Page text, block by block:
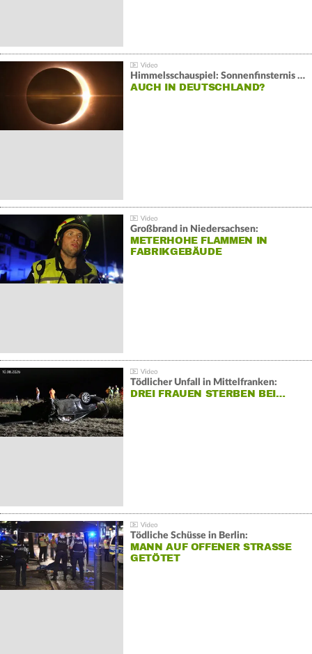
Himmelsschauspiel: Sonnenfinsternis über Spanien
AUCH IN DEUTSCHLAND?
Großbrand in Niedersachsen:
METERHOHE FLAMMEN IN
FABRIKGEBÄUDE
Tödlicher Unfall in Mittelfranken:
DREI FRAUEN STERBEN BEI…
Tödliche Schüsse in Berlin:
MANN AUF OFFENER STRASSE G
ETÖTET